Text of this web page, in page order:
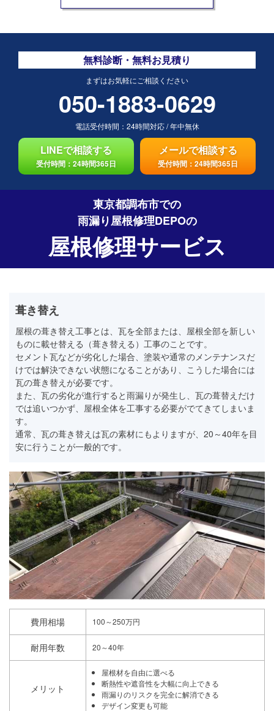
無料診断・無料お見積り
まずはお気軽にご相談ください
050-1883-0629
電話受付時間： 24時間対応/年中無休
LINEで相談する
受付時間：24時間365日
メールで相談する
受付時間：24時間365日
東京都調布市での
雨漏り屋根修理DEPOの
屋根修理サービス
葺き替え
屋根の葺き替え工事とは、瓦を全部または、屋根全部を新しい
ものに載せ替える（葺き替える）工事のことです。
セメント瓦などが劣化した場合、塗装や通常のメンテナンスだ
けでは解決できない状態になることがあり、こうした場合には
瓦の葺き替えが必要です。
また、瓦の劣化が進行すると雨漏りが発生し、瓦の葺替えだけ
では追いつかず、屋根全体を工事する必要がでてきてしまいま
す。
通常、瓦の葺き替えは瓦の素材にもよりますが、20～40年を目
安に行うことが一般的です。
費用相場 100～250万円
耐用年数 20～40年
メリット
屋根材を自由に選べる
断熱性や遮音性を大幅に向上できる
雨漏りのリスクを完全に解消できる
デザイン変更も可能